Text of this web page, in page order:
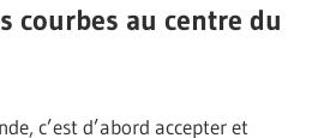
courbes au centre du
c’est d’abord accepter et